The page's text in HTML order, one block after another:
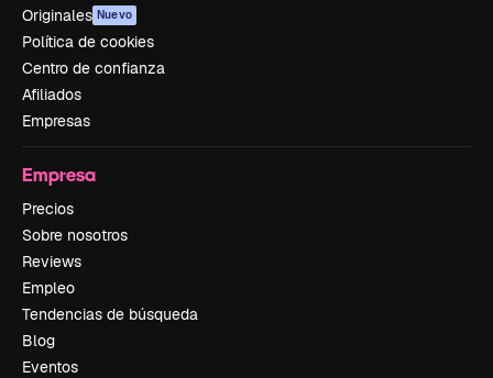
Originales Nuevo
Política de cookies
Centro de confianza
Afiliados
Empresas
Empresa
Precios
Sobre nosotros
Reviews
Empleo
Tendencias de búsqueda
Blog
Eventos